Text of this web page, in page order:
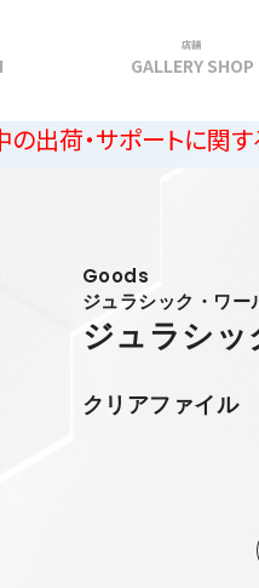
店舗
GALLERY SHOP
ポートに関するご案内
Goods
ジュラシック・ワー
ジュラシ
クリアファイル